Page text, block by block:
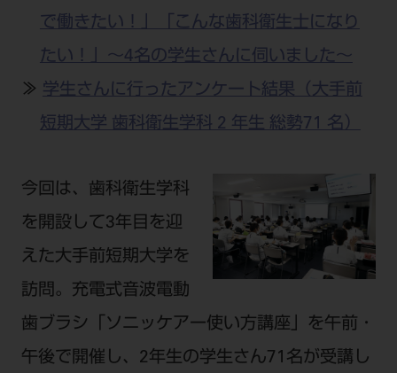
で働きたい！」「こんな歯科衛生士になり
たい！」〜4名の学生さんに伺いました〜
≫ 学生さんに行ったアンケート結果（大手前
短期大学 歯科衛生学科 2 年生 総勢71 名）
今回は、歯科衛生学科
を開設して3年目を迎
えた大手前短期大学を
訪問。充電式音波電動
歯ブラシ「ソニッケアー使い方講座」を午前・
午後で開催し、2年生の学生さん71名が受講し
DMR（ディーエムアール）
特集
メールマガジンスマイル＋
ビバリーくんの歯科イラスト素材集
東京
愛知
大阪
京都
福岡
MDSCについて
Digital Seminar
見学予約
メール
（無料）
FAX /
0800-222-6480 （無料）
IP電話・ひかり電話は繋がらない場合がありま
す。